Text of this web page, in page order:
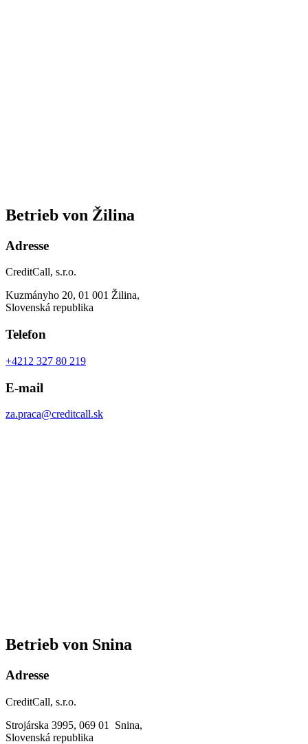
Betrieb von Žilina
Adresse
CreditCall, s.r.o.
Kuzmányho 20, 01 001 Žilina,
Slovenská republika
Telefon
+4212 327 80 219
E-mail
za.praca@creditcall.sk
Betrieb von Snina
Adresse
CreditCall, s.r.o.
Strojárska 3995, 069 01 Snina,
Slovenská republika